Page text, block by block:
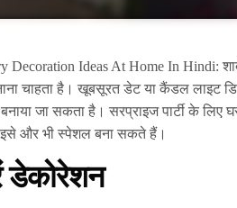
Decoration Ideas At Home In Hindi:
चाहता है। खूबसूरत डेट या कैंडल लाइट
जा सकता है। सरप्राइज पार्टी के
और भी स्पेशल बना सकते हैं।